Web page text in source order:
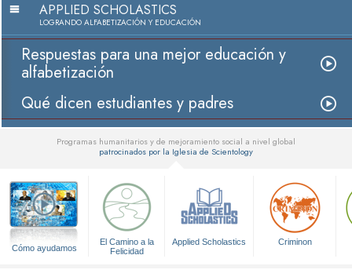
APPLIED SCHOLASTICS
LOGRANDO ALFABETIZACIÓN Y EDUCACIÓN
Respuestas para una mejor educación y
alfabetización
Qué dicen estudiantes y padres
Programas humanitarios y de mejoramiento social a nivel global
patrocinados por la Iglesia de Scientology
Cómo ayudamos
El Camino a la
Felicidad
Applied Scholastics Criminon